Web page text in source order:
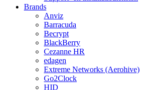
Brands
Anviz
Barracuda
Becrypt
BlackBerry
Cezanne HR
edagen
Extreme Networks (Aerohive)
Go2Clock
HID